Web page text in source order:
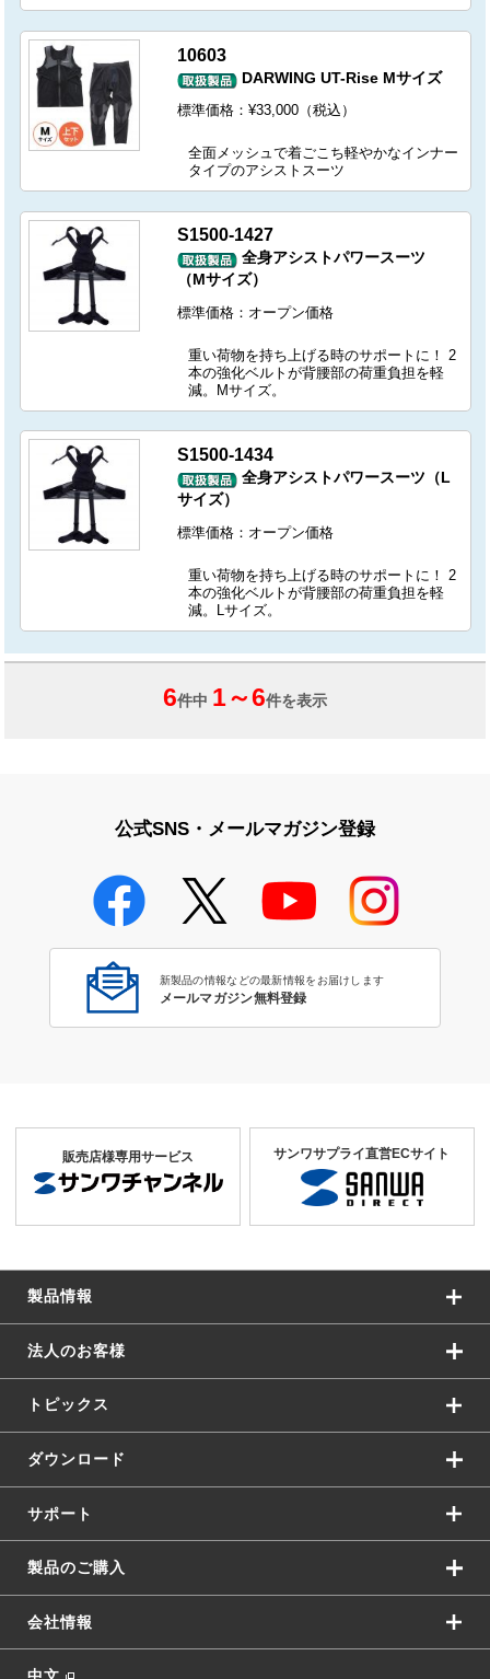
10603
DARWING UT-Rise Mサイズ
標準価格：¥33,000（税込）
全面メッシュで着ごこち軽やかなインナー
タイプのアシストスーツ
S1500-1427
全身アシストパワースーツ
（Mサイズ）
標準価格：オープン価格
重い荷物を持ち上げる時のサポートに！ 2
本の強化ベルトが背腰部の荷重負担を軽
減。Mサイズ。
S1500-1434
全身アシストパワースーツ（L
サイズ）
標準価格：オープン価格
重い荷物を持ち上げる時のサポートに！ 2
本の強化ベルトが背腰部の荷重負担を軽
減。Lサイズ。
6件中 1～6件を表示
公式SNS・メールマガジン登録
新製品の情報などの最新情報をお届けします
メールマガジン無料登録
販売店様専用サービス サンワサプライ直営ECサイト
製品情報
法人のお客様
トピックス
ダウンロード
サポート
製品のご購入
会社情報